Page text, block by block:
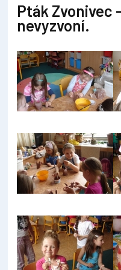
Pták Zvonivec
nevyzvoní.